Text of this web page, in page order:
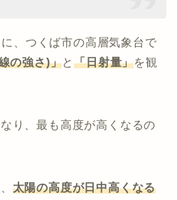
、つくば市の高層気象台で
の強さ)」と「日射量」を観
り、最も高度が高くなるの
太陽の高度が日中高くなる